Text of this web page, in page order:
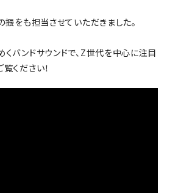
振をも担当させていただきました。
バンドサウンドで、Z世代を中心に注目
ください！